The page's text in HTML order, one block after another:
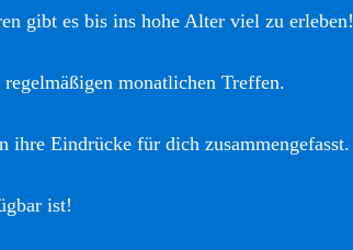
gibt es bis ins hohe Alter viel zu erleben!
monatlichen Treffen.
ihre Eindrücke für dich zusammengefasst.
ist!